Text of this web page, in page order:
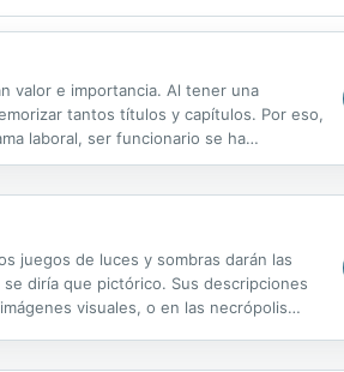
valor e importancia. Al tener una
tantos títulos y capítulos. Por eso,
laboral, ser funcionario se ha
juegos de luces y sombras darán las
diría que pictórico. Sus descripciones
visuales, o en las necrópolis